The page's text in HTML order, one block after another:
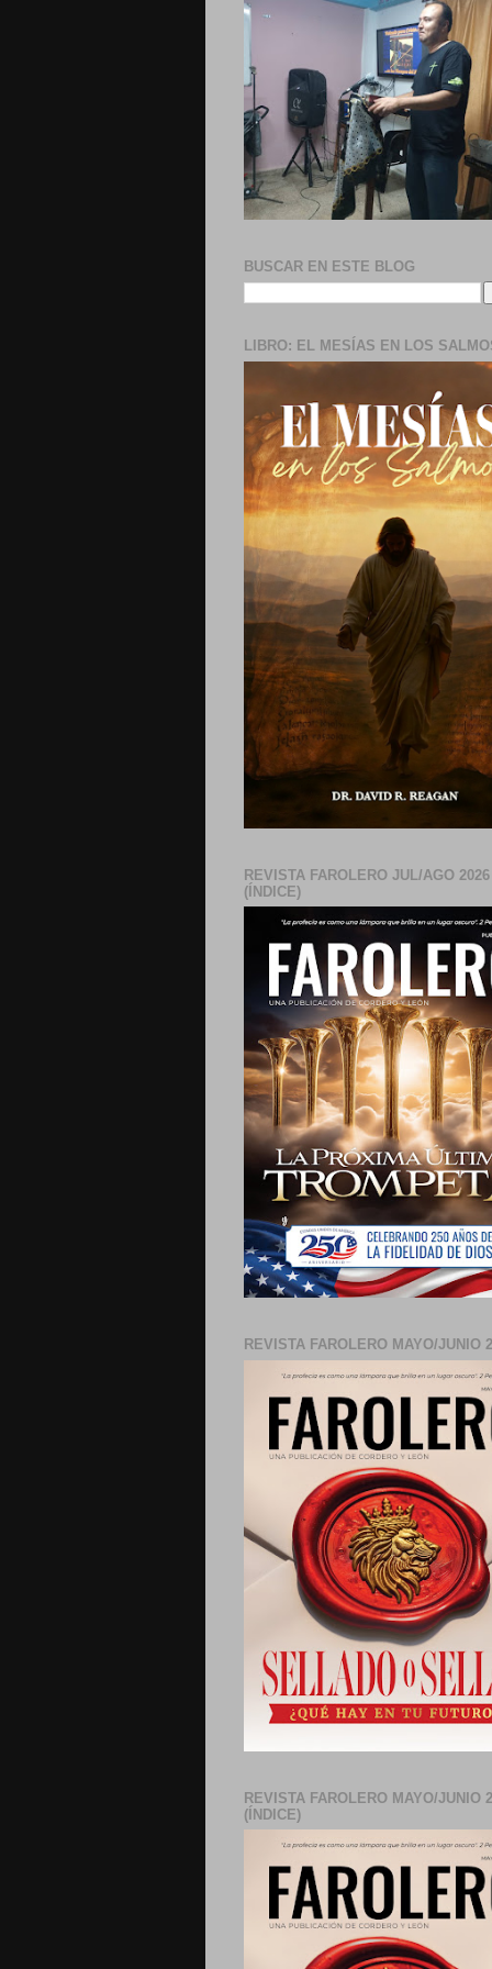
BUSCAR EN ESTE BLOG
LIBRO: EL MESÍAS EN LOS
REVISTA FAROLERO JUL/AGO 2026
(ÍNDICE)
REVISTA FAROLERO MAYO/JUNIO
REVISTA FAROLERO MAYO/JUNIO
(ÍNDICE)